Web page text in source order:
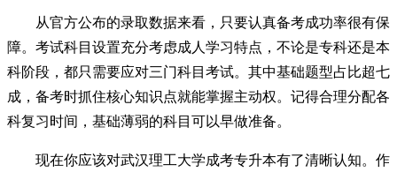
从官方公布的录取数据来看，只要认真备考成功率很有保
障。考试科目设置充分考虑成人学习特点，不论是专科还是本
科阶段，都只需要应对三门科目考试。其中基础题型占比超七
成，备考时抓住核心知识点就能掌握主动权。记得合理分配各
科复习时间，基础薄弱的科目可以早做准备。
现在你应该对武汉理工大学成考专升本有了清晰认知。作